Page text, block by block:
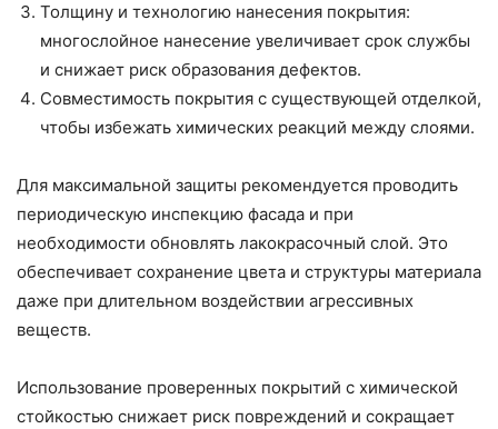
Толщину и технологию нанесения покрытия:
многослойное нанесение увеличивает срок службы
и снижает риск образования дефектов.
Совместимость покрытия с существующей отделкой,
чтобы избежать химических реакций между слоями.
Для максимальной защиты рекомендуется проводить
периодическую инспекцию фасада и при
необходимости обновлять лакокрасочный слой. Это
обеспечивает сохранение цвета и структуры материала
даже при длительном воздействии агрессивных
веществ.
Использование проверенных покрытий с химической
стойкостью снижает риск повреждений и сокращает